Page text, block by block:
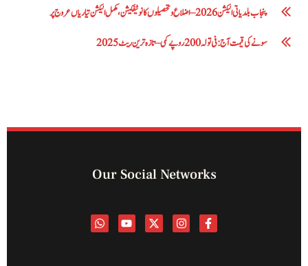
پنجاب بلدیاتی الیکشن 2026 – اضلاع و تحصیلوں کا نوٹیفکیشن، مکمل الیکشن تیاریاں عروج پر
سونے کی قیمت آج: فی تولہ 200 روپے کمی – تازہ ترین ریٹ 2025
Our Social Networks